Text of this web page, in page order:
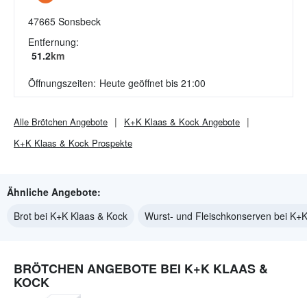
47665 Sonsbeck
Entfernung:
51.2km
Öffnungszeiten: Heute geöffnet bis 21:00
Alle Brötchen Angebote K+K Klaas & Kock Angebote
K+K Klaas & Kock Prospekte
Ähnliche Angebote:
Brot bei K+K Klaas & Kock
Wurst- und Fleischkonserven bei
BRÖTCHEN ANGEBOTE BEI K+K KLAAS &
KOCK